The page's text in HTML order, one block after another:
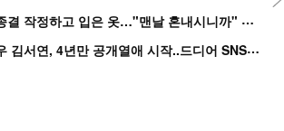
홍
진영, '임신설' 종결 작정하고 입은 옷…"맨날 혼내시니까" 억울
'
흑백' 김도윤♥배우 김서연, 4년만 공개열애 시작..드디어 SNS에 노출 [핫피...